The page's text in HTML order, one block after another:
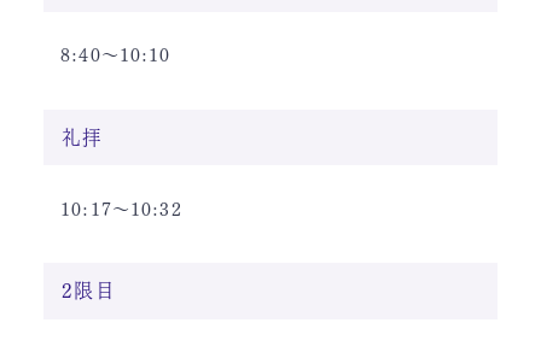
8:40〜10:10
礼拝
10:17〜10:32
2限目